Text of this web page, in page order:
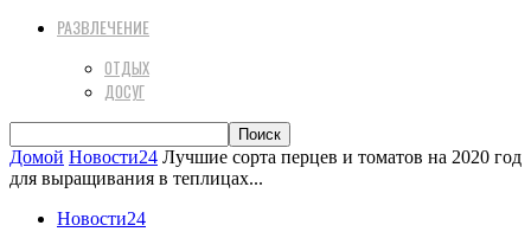
РАЗВЛЕЧЕНИЕ
ОТДЫХ
ДОСУГ
Домой Новости24 Лучшие сорта перцев и томатов на 2020 год
для выращивания в теплицах...
Новости24